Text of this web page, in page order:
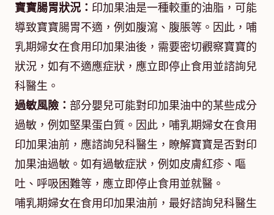
寶寶腸胃狀況： 印加果油是一種較重的油脂，可能
導致寶寶腸胃不適，例如腹瀉、腹脹等。因此，哺
乳期婦女在食用印加果油後，需要密切觀察寶寶的
狀況，如有不適應症狀，應立即停止食用並諮詢兒
科醫生。
過敏風險： 部分嬰兒可能對印加果油中的某些成分
過敏，例如堅果蛋白質。因此，哺乳期婦女在食用
印加果油前，應諮詢兒科醫生，瞭解寶寶是否對印
加果油過敏。如有過敏症狀，例如皮膚紅疹、嘔
吐、呼吸困難等，應立即停止食用並就醫。
哺乳期婦女在食用印加果油前，最好諮詢兒科醫生